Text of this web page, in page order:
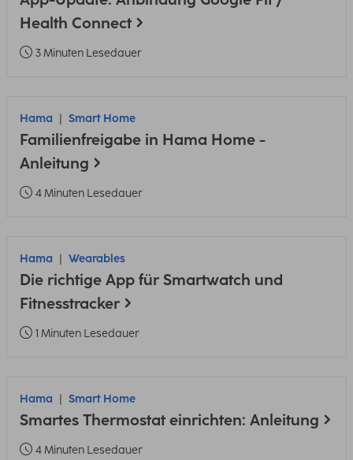
Health Connect
3 Minuten Lesedauer
Hama Smart Home
Familienfreigabe in Hama Home -
Anleitung
4 Minuten Lesedauer
Hama Wearables
Die richtige App für Smartwatch und
Fitnesstracker
1 Minuten Lesedauer
Hama Smart Home
Smartes Thermostat einrichten: Anleitung
4 Minuten Lesedauer